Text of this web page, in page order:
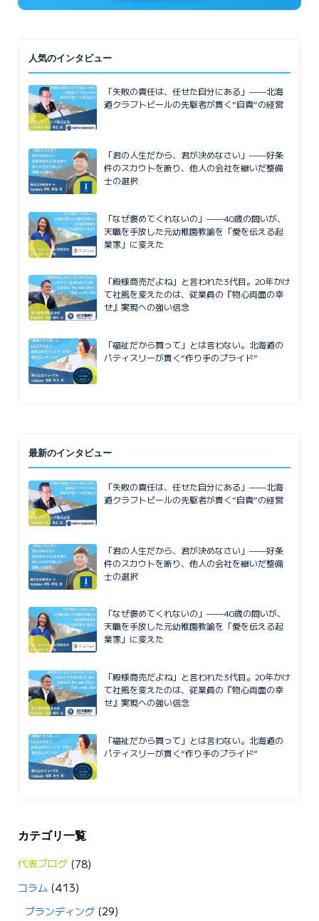
人気のインタビュー
「失敗の責任は、任せた自分にある」——北海
道クラフトビールの先駆者が貫く”自責”の経営
「君の人生だから、君が決めなさい」——好条
件のスカウトを断り、他人の会社を継いだ整備
士の選択
「なぜ褒めてくれないの」——40歳の問いが、
天職を手放した元幼稚園教諭を「愛を伝える起
業家」に変えた
「殿様商売だよね」と言われた3代目。20年かけ
て社風を変えたのは、従業員の『物心両面の幸
せ』実現への強い信念
「福祉だから買って」とは言わない。北海道の
パティスリーが貫く“作り手のプライド”
最新のインタビュー
「失敗の責任は、任せた自分にある」——北海
道クラフトビールの先駆者が貫く”自責”の経営
「君の人生だから、君が決めなさい」——好条
件のスカウトを断り、他人の会社を継いだ整備
士の選択
「なぜ褒めてくれないの」——40歳の問いが、
天職を手放した元幼稚園教諭を「愛を伝える起
業家」に変えた
「殿様商売だよね」と言われた3代目。20年かけ
て社風を変えたのは、従業員の『物心両面の幸
せ』実現への強い信念
「福祉だから買って」とは言わない。北海道の
パティスリーが貫く“作り手のプライド”
カテゴリ一覧
代表ブログ(78)
コラム (413)
ブランディング (29)